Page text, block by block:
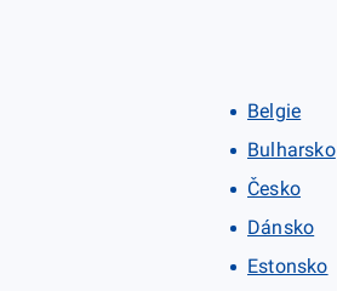
Belgie
Bulharsko
Česko
Dánsko
Estonsko